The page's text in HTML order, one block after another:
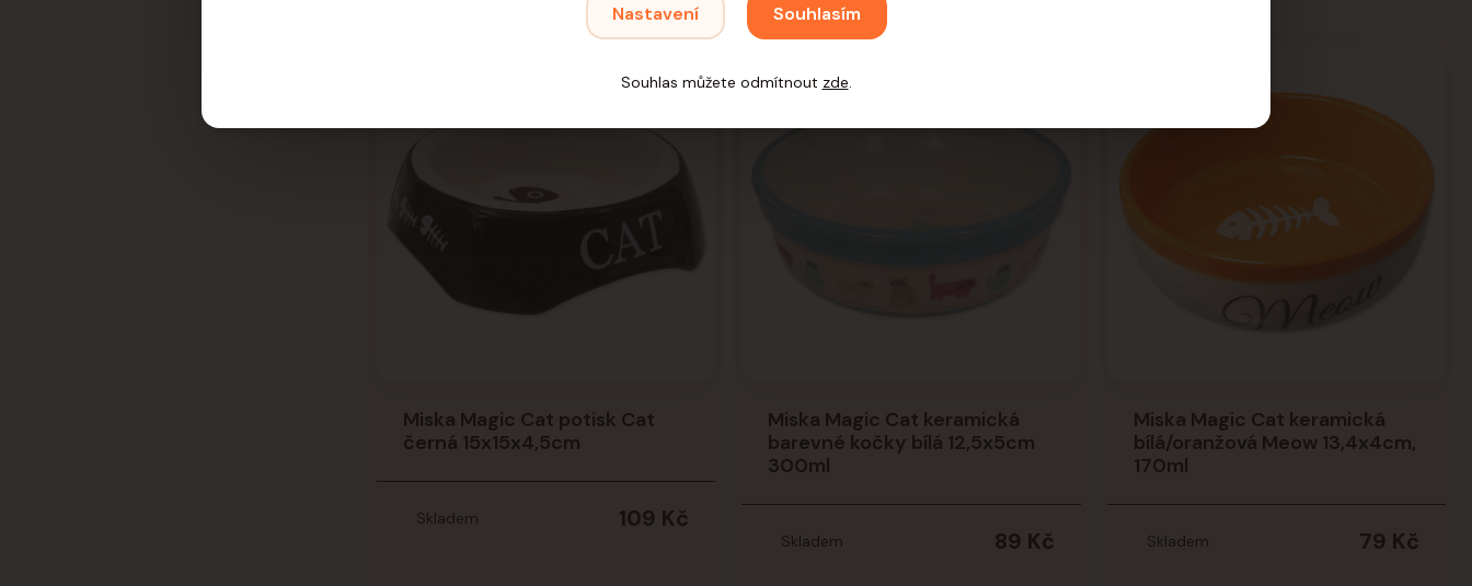
Miska Magic Cat potisk Cat
černá 15x15x4,5cm
109 Kč
Skladem
Miska Magic Cat keramická
barevné kočky bílá 12,5x5cm
300ml
89 Kč
Skladem
Miska Magic Cat keramická
bílá/oranžová Meow 13,4x4cm,
170ml
79 Kč
Skladem
Nastavení Souhlasím
Souhlas můžete odmítnout zde